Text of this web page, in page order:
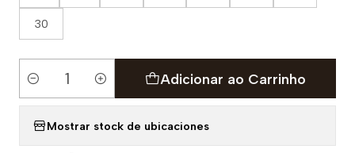
30
Quantidade
Adicionar ao Carrinho
Mostrar stock de ubicaciones